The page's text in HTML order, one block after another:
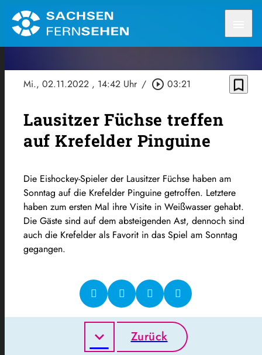
Mi., 02.11.2022 , 14:42 Uhr / play_circle_outline 03:21 bookmark_border
Lausitzer Füchse treffen
auf Krefelder Pinguine
Die Eishockey-Spieler der Lausitzer Füchse haben am
Sonntag auf die Krefelder Pinguine getroffen. Letztere
haben zum ersten Mal ihre Visite in Weißwasser gehabt.
Die Gäste sind auf dem absteigenden Ast, dennoch sind
auch die Krefelder als Favorit in das Spiel am Sonntag
gegangen.
Zurück